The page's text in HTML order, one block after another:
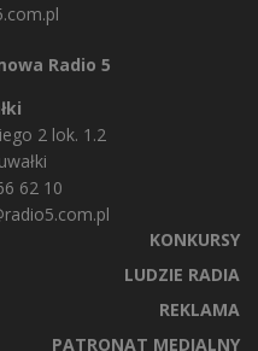
Radio 5
2 lok. 1.2
62 10
KONKURSY
LUDZIE RADIA
REKLAMA
PATRONAT MEDIALNY